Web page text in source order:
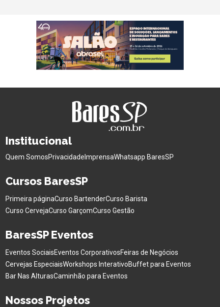
Institucional
Quem SomosPrivacidade ImprensaWhatsapp BaresSP
Cursos BaresSP
Primeira páginaCurso BartenderCurso Barista
Curso CervejaCurso GarçomCurso Gestão
BaresSP Eventos
Eventos SociaisEventos CorporativosFeiras de Negócios
Cervejas EspeciaisWorkshops InterativoBuffet para Eventos
Bar Nas AlturasCaminhão para Eventos
Nossos Projetos